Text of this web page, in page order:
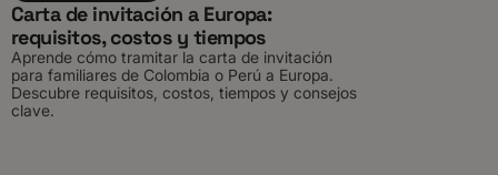
Carta de invitación a Europa:
requisitos, costos y tiempos
Aprende cómo tramitar la carta de invitación
para familiares de Colombia o Perú a Europa.
Descubre requisitos, costos, tiempos y consejos
clave.